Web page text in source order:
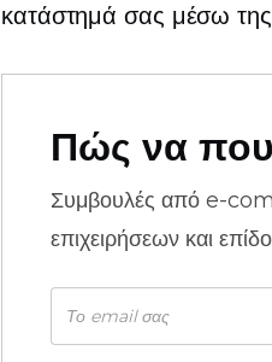
κατάστημά σας μέσω
Πώς να
Συμβουλές από e-
επιχειρήσεων και